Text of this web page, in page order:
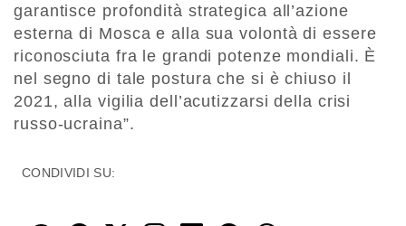
garantisce profondità strategica all’azione
esterna di Mosca e alla sua volontà di essere
riconosciuta fra le grandi potenze mondiali. È
nel segno di tale postura che si è chiuso il
2021, alla vigilia dell’acutizzarsi della crisi
russo-ucraina”.
CONDIVIDI SU: